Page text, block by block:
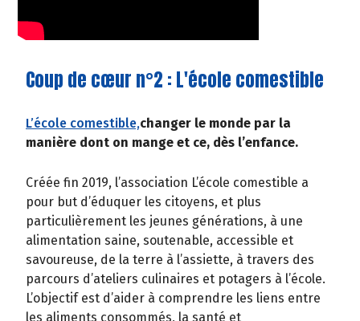
Coup de cœur n°2 : L'école comestible
L’école comestible,changer le monde par la
manière dont on mange et ce, dès l’enfance.
Créée fin 2019, l’association L’école comestible a
pour but d’éduquer les citoyens, et plus
particulièrement les jeunes générations, à une
alimentation saine, soutenable, accessible et
savoureuse, de la terre à l’assiette, à travers des
parcours d’ateliers culinaires et potagers à l’école.
L’objectif est d’aider à comprendre les liens entre
les aliments consommés, la santé et